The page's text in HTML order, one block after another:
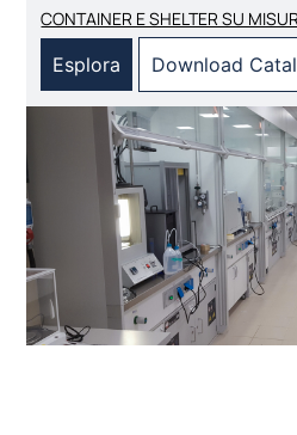
CONTAINER E SHELTER SU
Esplora Download